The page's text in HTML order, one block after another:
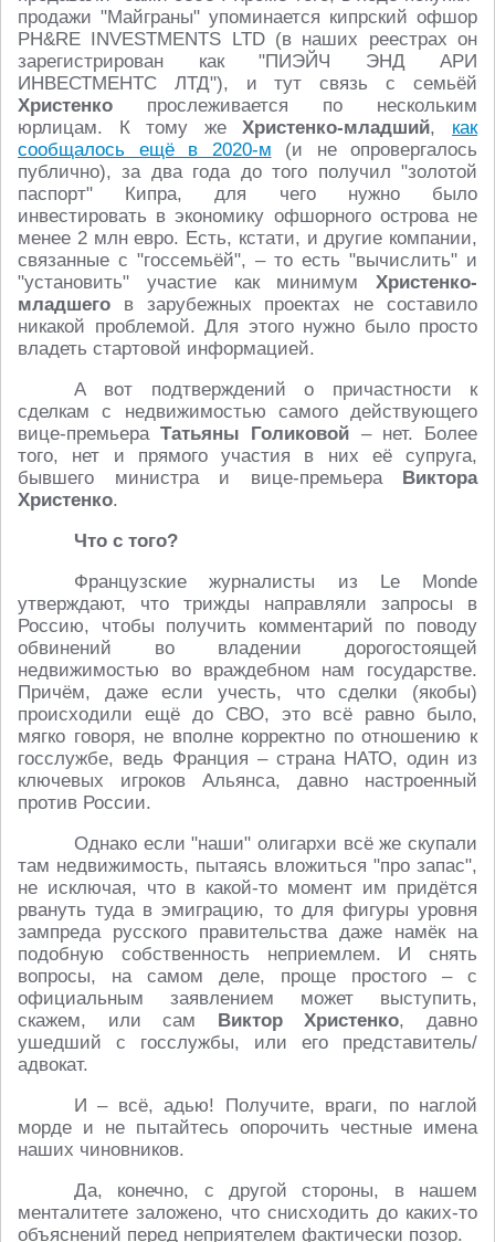
продажи "Майграны" упоминается кипрский офшор
PH&RE INVESTMENTS LTD (в наших реестрах он
зарегистрирован как "ПИЭЙЧ ЭНД АРИ
ИНВЕСТМЕНТС ЛТД"), и тут связь с семьёй
Христенко прослеживается по нескольким
юрлицам. К тому жеХристенко-младший, как
сообщалось ещё в 2020-м (и не опровергалось
публично), за два года до того получил "золотой
паспорт" Кипра, для чего нужно было
инвестировать в экономику офшорного острова не
менее 2 млн евро. Есть, кстати, и другие компании,
связанные с "госсемьёй", – то есть "вычислить" и
"установить" участие как минимум Христенко-
младшего в зарубежных проектах не составило
никакой проблемой. Для этого нужно было просто
владеть стартовой информацией.
А вот подтверждений о причастности к
сделкам с недвижимостью самого действующего
вице-премьераТатьяны Голиковой – нет. Более
того, нет и прямого участия в них её супруга,
бывшего министра и вице-премьера Виктора
Христенко.
Что с того?
Французские журналисты из Le Monde
утверждают, что трижды направляли запросы в
Россию, чтобы получить комментарий по поводу
обвинений во владении дорогостоящей
недвижимостью во враждебном нам государстве.
Причём, даже если учесть, что сделки (якобы)
происходили ещё до СВО, это всё равно было,
мягко говоря, не вполне корректно по отношению к
госслужбе, ведь Франция – страна НАТО, один из
ключевых игроков Альянса, давно настроенный
против России.
Однако если "наши" олигархи всё же скупали
там недвижимость, пытаясь вложиться "про запас",
не исключая, что в какой-то момент им придётся
рвануть туда в эмиграцию, то для фигуры уровня
зампреда русского правительства даже намёк на
подобную собственность неприемлем. И снять
вопросы, на самом деле, проще простого – с
официальным заявлением может выступить,
скажем, или сам Виктор Христенко, давно
ушедший с госслужбы, или его представитель/
адвокат.
И – всё, адью! Получите, враги, по наглой
морде и не пытайтесь опорочить честные имена
наших чиновников.
Да, конечно, с другой стороны, в нашем
менталитете заложено, что снисходить до каких-то
объяснений перед неприятелем фактически позор.